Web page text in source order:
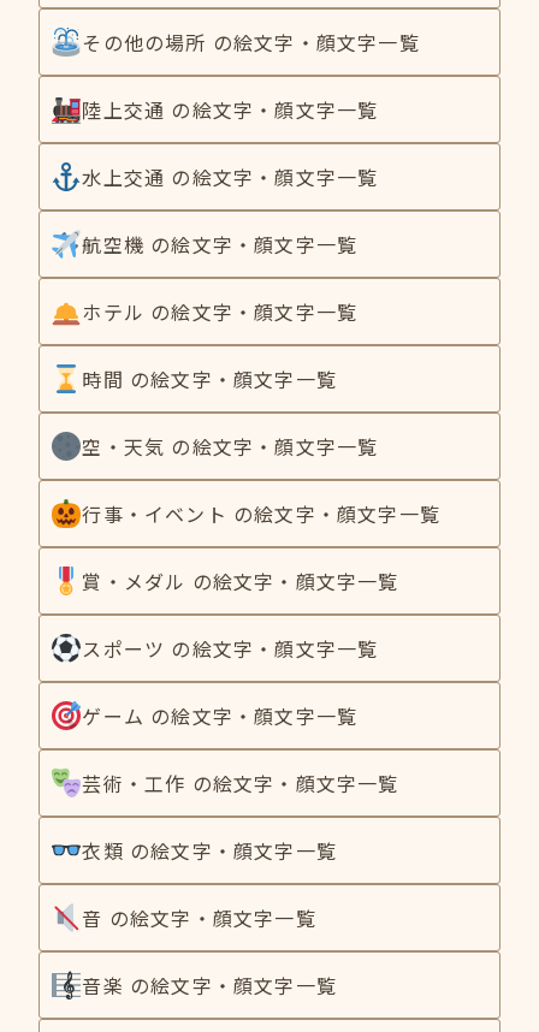
その他の場所 の絵文字・顔文字一覧
陸上交通 の絵文字・顔文字一覧
水上交通 の絵文字・顔文字一覧
航空機 の絵文字・顔文字一覧
ホテル の絵文字・顔文字一覧
時間 の絵文字・顔文字一覧
空・天気 の絵文字・顔文字一覧
行事・イベント の絵文字・顔文字一覧
賞・メダル の絵文字・顔文字一覧
スポーツ の絵文字・顔文字一覧
ゲーム の絵文字・顔文字一覧
芸術・工作 の絵文字・顔文字一覧
衣類 の絵文字・顔文字一覧
音 の絵文字・顔文字一覧
音楽 の絵文字・顔文字一覧